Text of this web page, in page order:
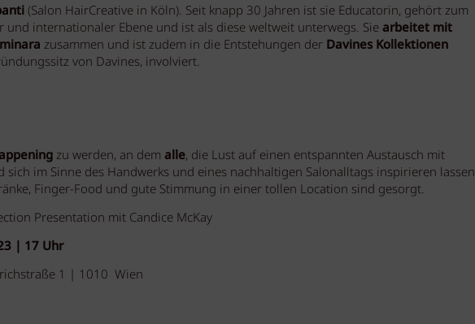
(Salon HairCreative in Köln). Seit knapp 30 Jahren ist sie Educatorin, gehört zum
internationaler Ebene und ist als diese weltweit unterwegs. Sie arbeitet mit
zusammen und ist zudem in die Entstehungen der Davines Kollektionen
von Davines, involviert.
zu werden, an dem alle, die Lust auf einen entspannten Austausch mit
im Sinne des Handwerks und eines nachhaltigen Salonalltags inspirieren lassen
Finger-Food und gute Stimmung in einer tollen Location sind gesorgt.
Presentation mit Candice McKay
| 17 Uhr
1 | 1010 Wien